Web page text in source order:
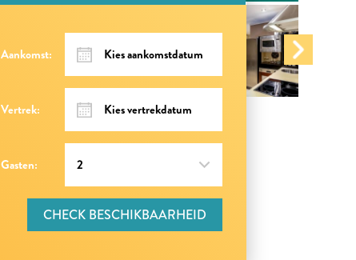
Aankomst:
Vertrek:
Gasten:
CHECK BESCHIKBAARHEID